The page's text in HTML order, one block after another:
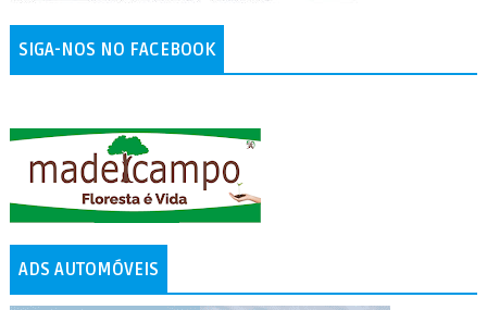
SIGA-NOS NO FACEBOOK
ADS AUTOMÓVEIS